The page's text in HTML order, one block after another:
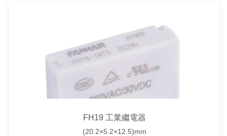
FH19 工業繼電器
(20.2×5.2×12.5)mm